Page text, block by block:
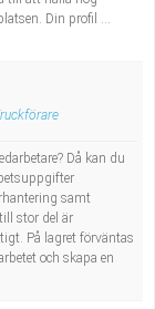
Din profil ...
Då kan du
samt
stor del är
På lagret förväntas
och skapa en